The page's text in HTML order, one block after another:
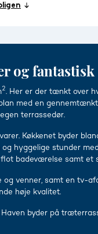
og
2. Her er der tænkt over
med en
terrassedør.
Køkkenet byder
hyggelige stunder
badeværelse samt
venner, samt en tv-
høje kvalitet.
byder på